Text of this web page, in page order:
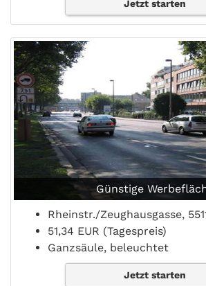
Jetzt starten
Günstige
Rheinstr./Zeughausgasse,
51,34 EUR (Tagespreis)
Ganzsäule, beleuchtet
Jetzt starten